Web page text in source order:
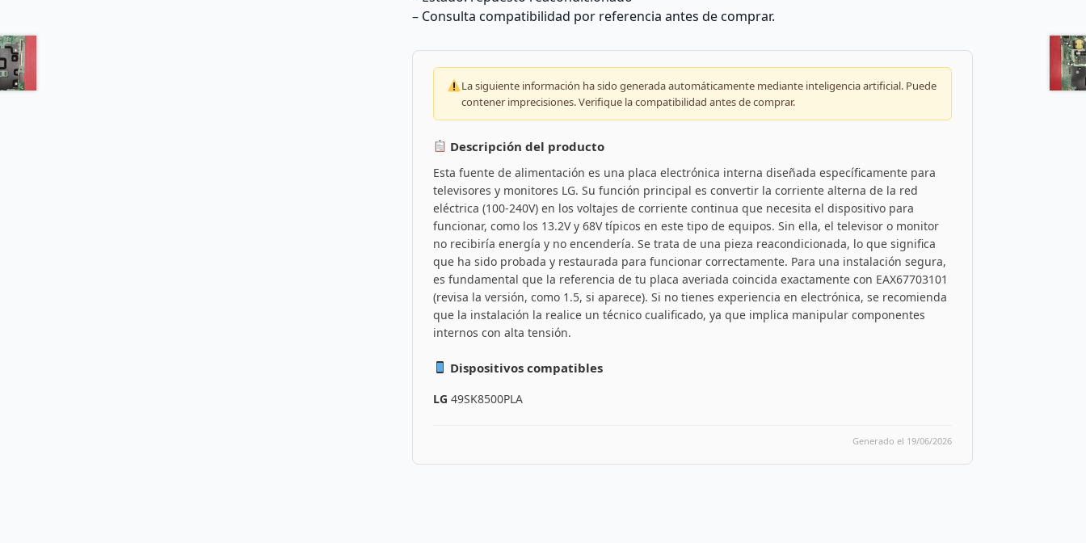
– Consulta compatibilidad por referencia antes de comprar.
La siguiente información ha sido generada automáticamente mediante inteligencia artificial. Puede
contener imprecisiones. Verifique la compatibilidad antes de comprar.
Descripción del producto
Esta fuente de alimentación es una placa electrónica interna diseñada específicamente para
televisores y monitores LG. Su función principal es convertir la corriente alterna de la red
eléctrica (100-240V) en los voltajes de corriente continua que necesita el dispositivo para
funcionar, como los 13.2V y 68V típicos en este tipo de equipos. Sin ella, el televisor o monitor
no recibiría energía y no encendería. Se trata de una pieza reacondicionada, lo que significa
que ha sido probada y restaurada para funcionar correctamente. Para una instalación segura,
es fundamental que la referencia de tu placa averiada coincida exactamente con EAX67703101
(revisa la versión, como 1.5, si aparece). Si no tienes experiencia en electrónica, se recomienda
que la instalación la realice un técnico cualificado, ya que implica manipular componentes
internos con alta tensión.
Dispositivos compatibles
LG 49SK8500PLA
Generado el 19/06/2026